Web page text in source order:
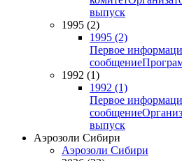
выпуск
1995 (2)
1995 (2)
Первое
сообщение
1992 (1)
1992 (1)
Первое
сообщение
выпуск
Аэрозоли Сибири
Аэрозоли Сибири